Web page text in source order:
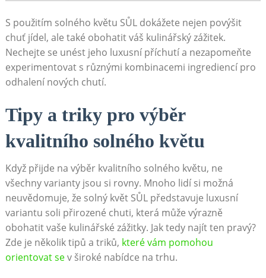
S použitím solného‌ květu SŮL ‍dokážete nejen povýšit
chuť⁤ jídel, ale také⁤ obohatit váš kulinářský zážitek.
Nechejte se unést jeho‍ luxusní příchutí a nezapomeňte
experimentovat s různými kombinacemi ingrediencí‍ pro
odhalení nových chutí.
Tipy a triky pro ⁣výběr
kvalitního solného květu
Když přijde na výběr kvalitního solného ⁢květu, ne
všechny varianty jsou si rovny. Mnoho lidí si možná
neuvědomuje, ‌že solný květ SŮL představuje luxusní
variantu soli přirozené chuti, která může výrazně
obohatit vaše kulinářské zážitky. Jak tedy ​najít ten pravý?
Zde je několik tipů a triků, které vám pomohou
orientovat sev‌ široké nabídce na trhu.